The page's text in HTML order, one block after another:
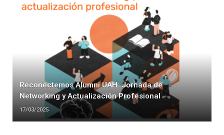
Reconectemos Alumni UAH: Jornada de
Networking y Actualización Profesional
17/03/2025